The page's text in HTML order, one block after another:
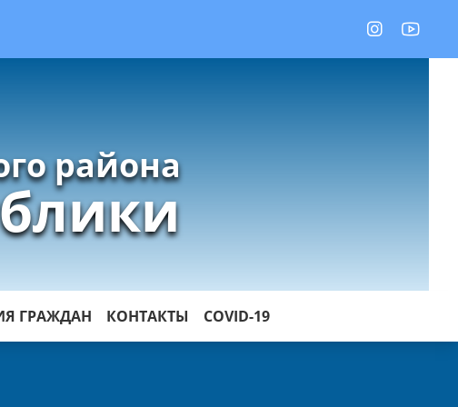
района
ГРАЖДАН КОНТАКТЫ COVID-19